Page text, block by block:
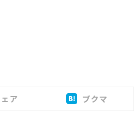
ア ブクマ